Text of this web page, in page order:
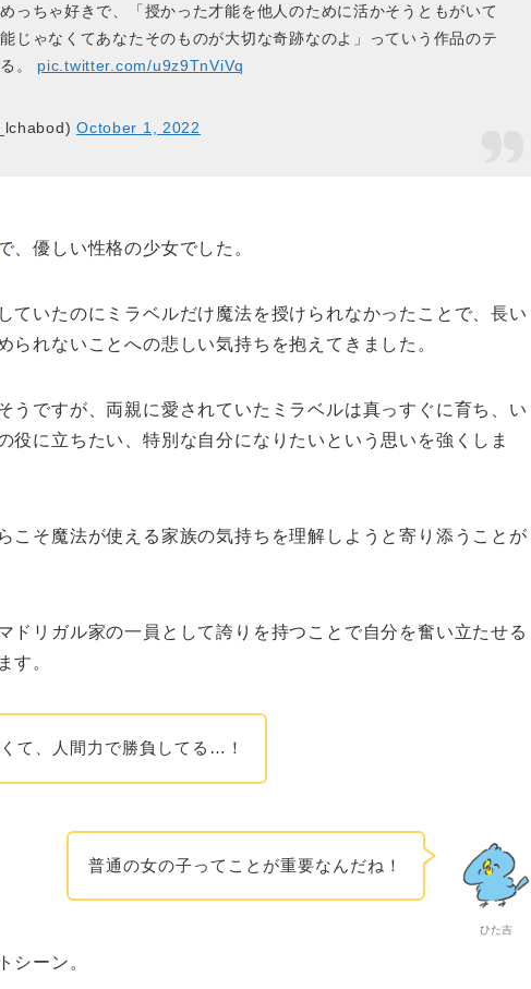
っちゃ好きで、「授かった才能を他人のために活かそうともがいて
じゃなくてあなたそのものが大切な奇跡なのよ」っていう作品のテ
。 pic.twitter.com/u9z9TnViVq
October 1, 2022
、優しい性格の少女でした。
ていたのにミラベルだけ魔法を授けられなかったことで、長い
られないことへの悲しい気持ちを抱えてきました。
うですが、両親に愛されていたミラベルは真っすぐに育ち、い
役に立ちたい、特別な自分になりたいという思いを強くしま
こそ魔法が使える家族の気持ちを理解しようと寄り添うことが
ドリガル家の一員として誇りを持つことで自分を奮い立たせる
す。
て、人間力で勝負してる…！
ひた吉
普通の女の子ってことが重要なんだね！
シーン。